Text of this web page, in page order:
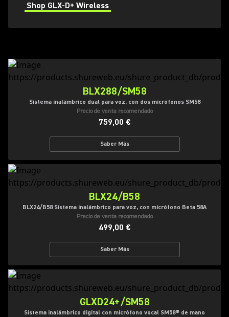
Shop GLX-D+ Wireless
BLX288/SM58
Sistema inalámbrico dual para voz, con dos micrófonos SM58
Precio de venta recomendado
759,00 €
Saber Más
BLX24/B58
BLX24/B58 Sistema inalámbrico para voz, con micrófono Beta 58A
Precio de venta recomendado
499,00 €
Saber Más
GLXD24+/SM58
Sistema inalámbrico digital con micrófono vocal SM58® de mano